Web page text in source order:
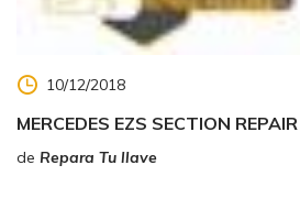
10/12/2018
MERCEDES EZS SECTION REPAIR
de Repara Tu llave